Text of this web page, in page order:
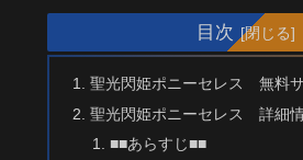
目次
聖光閃姫ポニーセレス 無料
聖光閃姫ポニーセレス 詳細
■■あらすじ■■